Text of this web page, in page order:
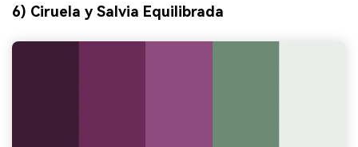
6) Ciruela y Salvia Equilibrada